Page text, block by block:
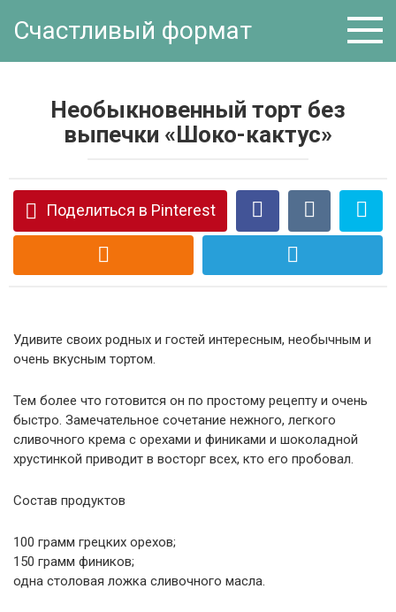
Счастливый формат
Необыкновенный торт без
выпечки «Шоко-кактус»
Поделиться в Pinterest
Удивите своих родных и гостей интересным, необычным и
очень вкусным тортом.
Тем более что готовится он по простому рецепту и очень
быстро. Замечательное сочетание нежного, легкого
сливочного крема с орехами и финиками и шоколадной
хрустинкой приводит в восторг всех, кто его пробовал.
Состав продуктов
100 грамм грецких орехов;
150 грамм фиников;
одна столовая ложка сливочного масла.